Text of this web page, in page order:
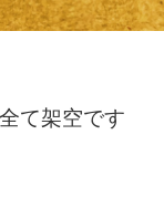
て架空です